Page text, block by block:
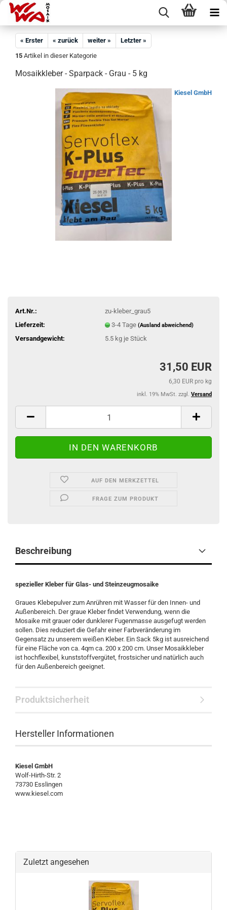
« Erster « zurück weiter »
Letzter »
15 Artikel in dieser Kategorie
Mosaikkleber - Sparpack - Grau - 5 kg
Kiesel GmbH
Art.Nr.:
zu-kleber_grau5
Lieferzeit:
3-4 Tage (Ausland abweichend)
Versandgewicht: 5.5kg je Stück
31,50 EUR
6,30 EUR pro kg
inkl. 19% MwSt. zzgl. Versand
AUF DEN MERKZETTEL
FRAGE ZUM PRODUKT
Beschreibung
spezieller Kleber für Glas- und Steinzeugmosaike
Graues Klebepulver zum Anrühren mit Wasser für den Innen- und
Außenbereich. Der graue Kleber findet Verwendung, wenn die
Mosaike mit grauer oder dunklerer Fugenmasse ausgefugt werden
sollen. Dies reduziert die Gefahr einer Farbveränderung im
Gegensatz zu unserem weißen Kleber. Ein Sack 5kg ist ausreichend
für eine Fläche von ca. 4qm ca. 200 x 200 cm. Unser Mosaikkleber
ist hochflexibel, kunststoffvergütet, frostsicher und natürlich auch
für den Außenbereich geeignet.
Produktsicherheit
Hersteller Informationen
Kiesel GmbH
Wolf-Hirth-Str. 2
73730 Esslingen
www.kiesel.com
Zuletzt angesehen